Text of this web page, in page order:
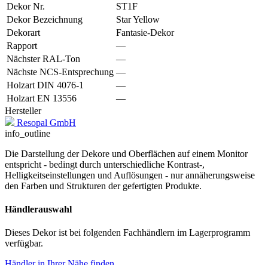
Dekor Nr.
ST1F
Dekor Bezeichnung
Star Yellow
Dekorart
Fantasie-Dekor
Rapport
—
Nächster RAL-Ton
—
Nächste NCS-Entsprechung —
Holzart DIN 4076-1
—
Holzart EN 13556
—
Hersteller
Resopal GmbH
info_outline
Die Darstellung der Dekore und Oberflächen auf einem Monitor
entspricht - bedingt durch unterschiedliche Kontrast-,
Helligkeitseinstellungen und Auflösungen - nur annäherungsweise
den Farben und Strukturen der gefertigten Produkte.
Händlerauswahl
Dieses Dekor ist bei folgenden Fachhändlern im Lagerprogramm
verfügbar.